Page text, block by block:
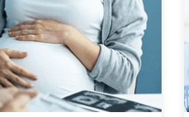
Диагностика бесплодия
Диагностика онкологии
Генетика стиля жизни Viva
Genomics